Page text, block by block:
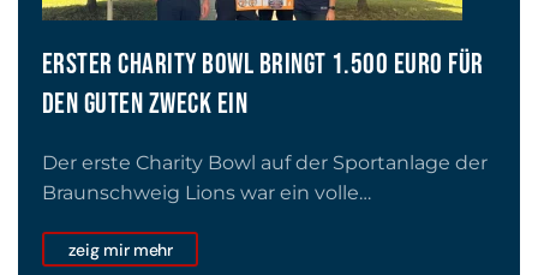
ERSTER CHARITY BOWL BRINGT 1.500 EURO FÜR
DEN GUTEN ZWECK EIN
Der erste Charity Bowl auf der Sportanlage der
Braunschweig Lions war ein volle…
zeig mir mehr